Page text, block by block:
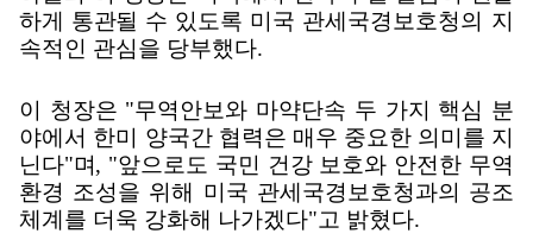
하게 통관될 수 있도록 미국 관세국경보호청의 지
속적인 관심을 당부했다.
이 청장은 "무역안보와 마약단속 두 가지 핵심 분
야에서 한미 양국간 협력은 매우 중요한 의미를 지
닌다"며, "앞으로도 국민 건강 보호와 안전한 무역
환경 조성을 위해 미국 관세국경보호청과의 공조
체계를 더욱 강화해 나가겠다"고 밝혔다.